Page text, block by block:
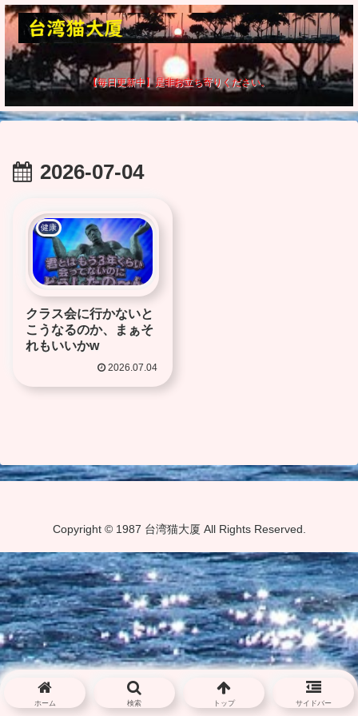
【毎日更新中】是非お立ち寄りください。
2026-07-04
健康
クラス会に行かないと
こうなるのか、まぁそ
れもいいかw
2026.07.04
Copyright © 1987 台湾猫大厦 All Rights Reserved.
ホーム 検索 トップ サイドバー